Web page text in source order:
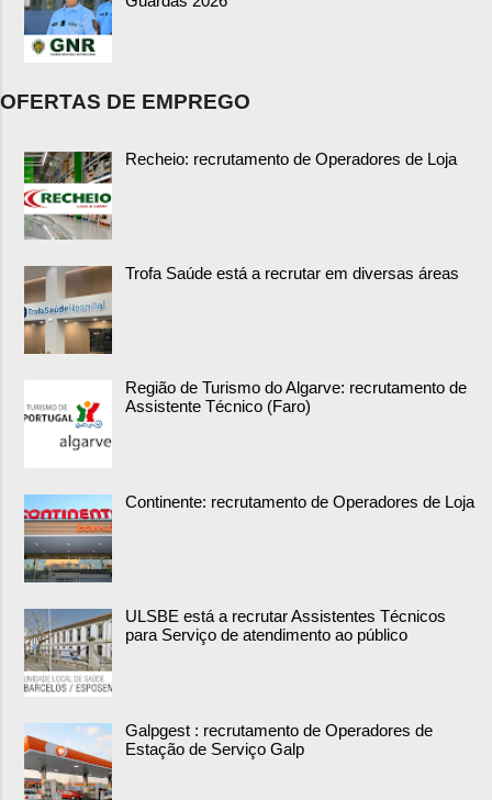
OFERTAS DE EMPREGO
Recheio: recrutamento de Operadores de Loja
Trofa Saúde está a recrutar em diversas áreas
Região de Turismo do Algarve: recrutamento de
Assistente Técnico (Faro)
Continente: recrutamento de Operadores de Loja
ULSBE está a recrutar Assistentes Técnicos
para Serviço de atendimento ao público
Galpgest : recrutamento de Operadores de
Estação de Serviço Galp